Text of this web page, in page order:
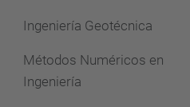
Ingeniería Geotécnica
Métodos Numéricos en
Ingeniería